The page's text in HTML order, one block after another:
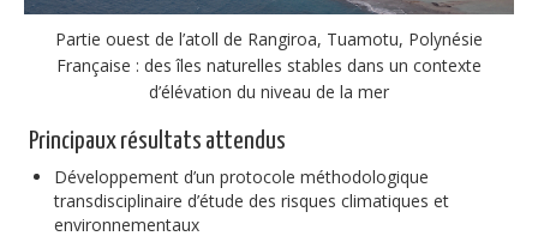
Partie ouest de l’atoll de Rangiroa, Tuamotu, Polynésie
Française : des îles naturelles stables dans un contexte
d’élévation du niveau de la mer
Principaux résultats attendus
Développement d’un protocole méthodologique
transdisciplinaire d’étude des risques climatiques et
environnementaux